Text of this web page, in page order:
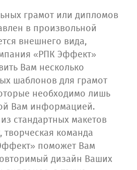
грамот или дипломов
в произвольной
внешнего вида,
«РПК Эффект»
Вам несколько
шаблонов для грамот
необходимо лишь
Вам информацией.
стандартных макетов
команда
поможет Вам
дизайн Ваших